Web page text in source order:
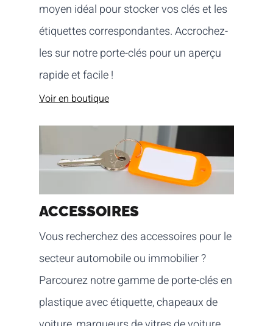
moyen idéal pour stocker vos clés et les
étiquettes correspondantes. Accrochez-
les sur notre porte-clés pour un aperçu
rapide et facile !
Voir en boutique
ACCESSOIRES
Vous recherchez des accessoires pour le
secteur automobile ou immobilier ?
Parcourez notre gamme de porte-clés en
plastique avec étiquette, chapeaux de